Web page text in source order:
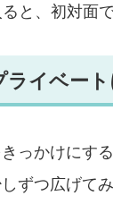
と、初対面
ライベート
っかけにする
ずつ広げて